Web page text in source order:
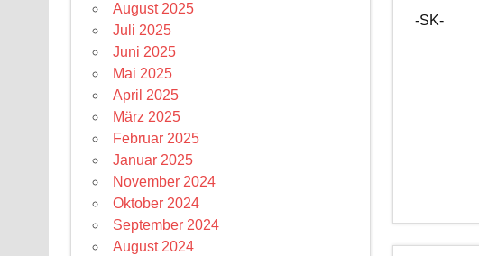
-SK-
August 2025
Juli 2025
Juni 2025
Mai 2025
April 2025
März 2025
Februar 2025
Januar 2025
November 2024
Oktober 2024
September 2024
August 2024